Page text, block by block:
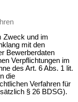
Zweck und im
mit den
Bewerberdaten
Verpflichtungen im
des Art. 6 Abs. 1 lit.
die
Verfahren für
§ 26 BDSG).